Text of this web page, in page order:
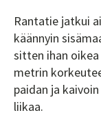
Rantatie jatkui
käännyin
sitten ihan
metrin
paidan ja
liikaa.